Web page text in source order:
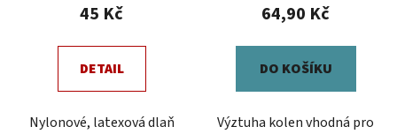
je
z
45 Kč
DETAIL
Nylonové, latexová dlaň
64,90 Kč
DO KOŠÍKU
Výztuha kolen vhodná pro